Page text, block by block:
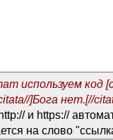
используем код
]Бога нет.[//
и https://
на слово